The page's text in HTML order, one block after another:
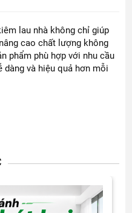
lau nhà không chỉ giúp
cao chất lượng không
phẩm phù hợp với nhu cầu
dàng và hiệu quả hơn mỗi